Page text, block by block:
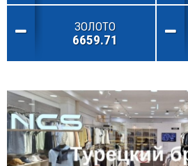
ЗОЛОТО
6659.71